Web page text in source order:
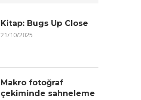
Kitap: Bugs Up Close
21/10/2025
Makro fotoğraf
çekiminde sahneleme